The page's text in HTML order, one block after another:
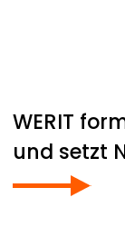
WERIT
und setzt